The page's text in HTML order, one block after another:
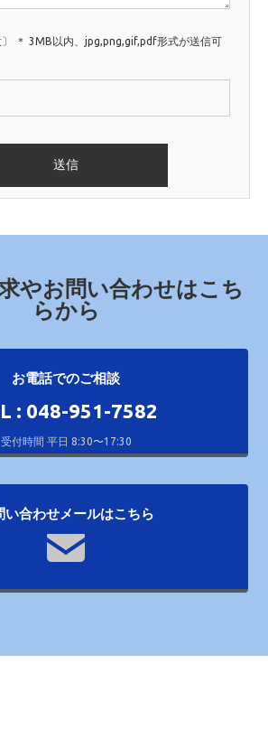
＊ 3MB以内、jpg,png,gif,pdf形式が送信可
やお問い合わせはこち
らから
お電話でのご相談
: 048-951-7582
受付時間 平日 8:30〜17:30
い合わせメールはこちら